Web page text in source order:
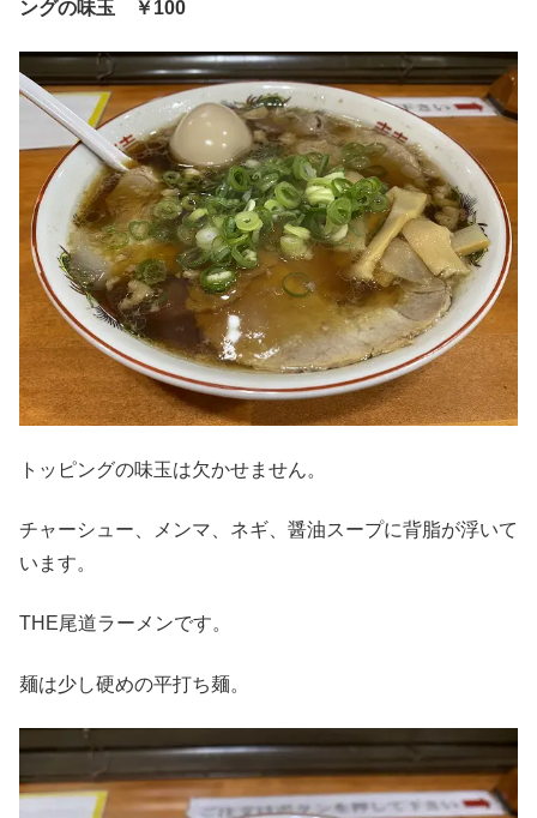
ングの味玉 ￥100
トッピングの味玉は欠かせません。
チャーシュー、メンマ、ネギ、醤油スープに背脂が浮いて
います。
THE尾道ラーメンです。
麺は少し硬めの平打ち麺。